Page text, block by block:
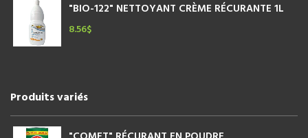
"BIO-122" NETTOYANT CRÈME RÉCURANTE 1L
8.56$
Produits variés